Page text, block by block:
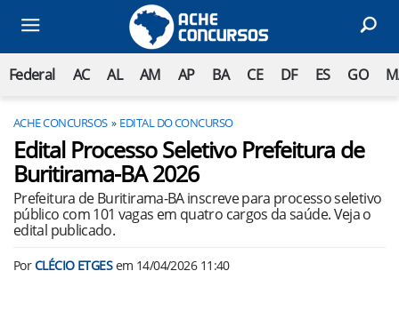
Federal AC AL AM AP BA CE DF ES GO
ACHE CONCURSOS EDITAL DO CONCURSO
Edital Processo Seletivo Prefeitura de
Buritirama-BA 2026
Prefeitura de Buritirama-BA inscreve para processo seletivo
público com 101 vagas em quatro cargos da saúde. Veja o
edital publicado.
PorCLÉCIO ETGESem 14/04/2026 11:40